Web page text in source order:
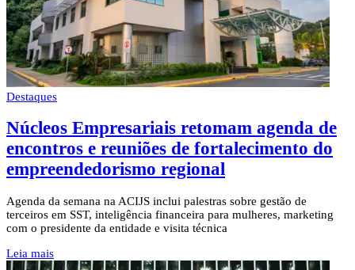
Destaques
Núcleos Empresariais retomam agenda de
encontros e reuniões de fortalecimento do
empreendedorismo regional
Agenda da semana na ACIJS inclui palestras sobre gestão de
terceiros em SST, inteligência financeira para mulheres, marketing
com o presidente da entidade e visita técnica
Leia mais